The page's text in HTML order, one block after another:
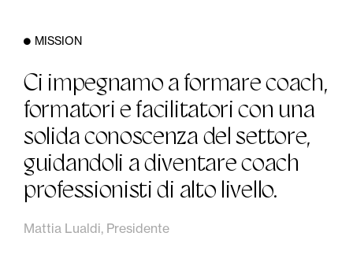
MISSION
Ci impegnamo a formare coach,
formatori e facilitatori con una
solida conoscenza del settore,
guidandoli a diventare coach
professionisti di alto livello.
Mattia Lualdi, Presidente